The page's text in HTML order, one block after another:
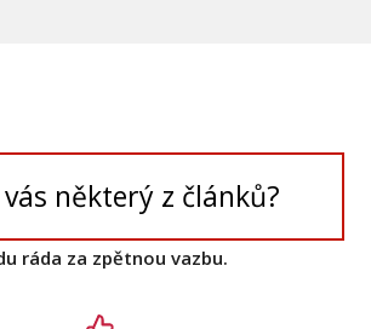
některý z článků?
ráda za zpětnou vazbu.